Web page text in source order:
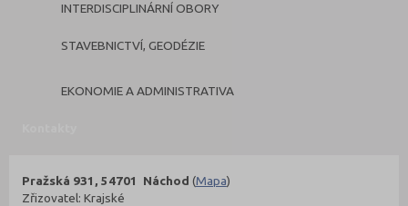
INTERDISCIPLINÁRNÍ OBORY
STAVEBNICTVÍ, GEODÉZIE
EKONOMIE A ADMINISTRATIVA
Pražská 931, 54701 Náchod (Mapa)
Zřizovatel: Krajské